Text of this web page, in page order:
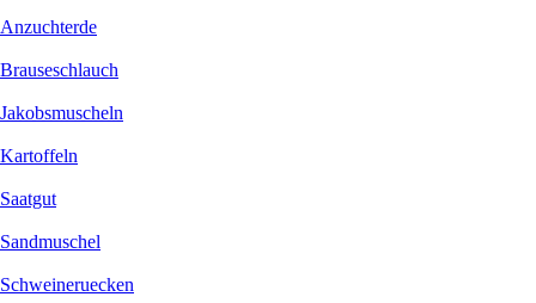
Anzuchterde
Brauseschlauch
Jakobsmuscheln
Kartoffeln
Saatgut
Sandmuschel
Schweineruecken